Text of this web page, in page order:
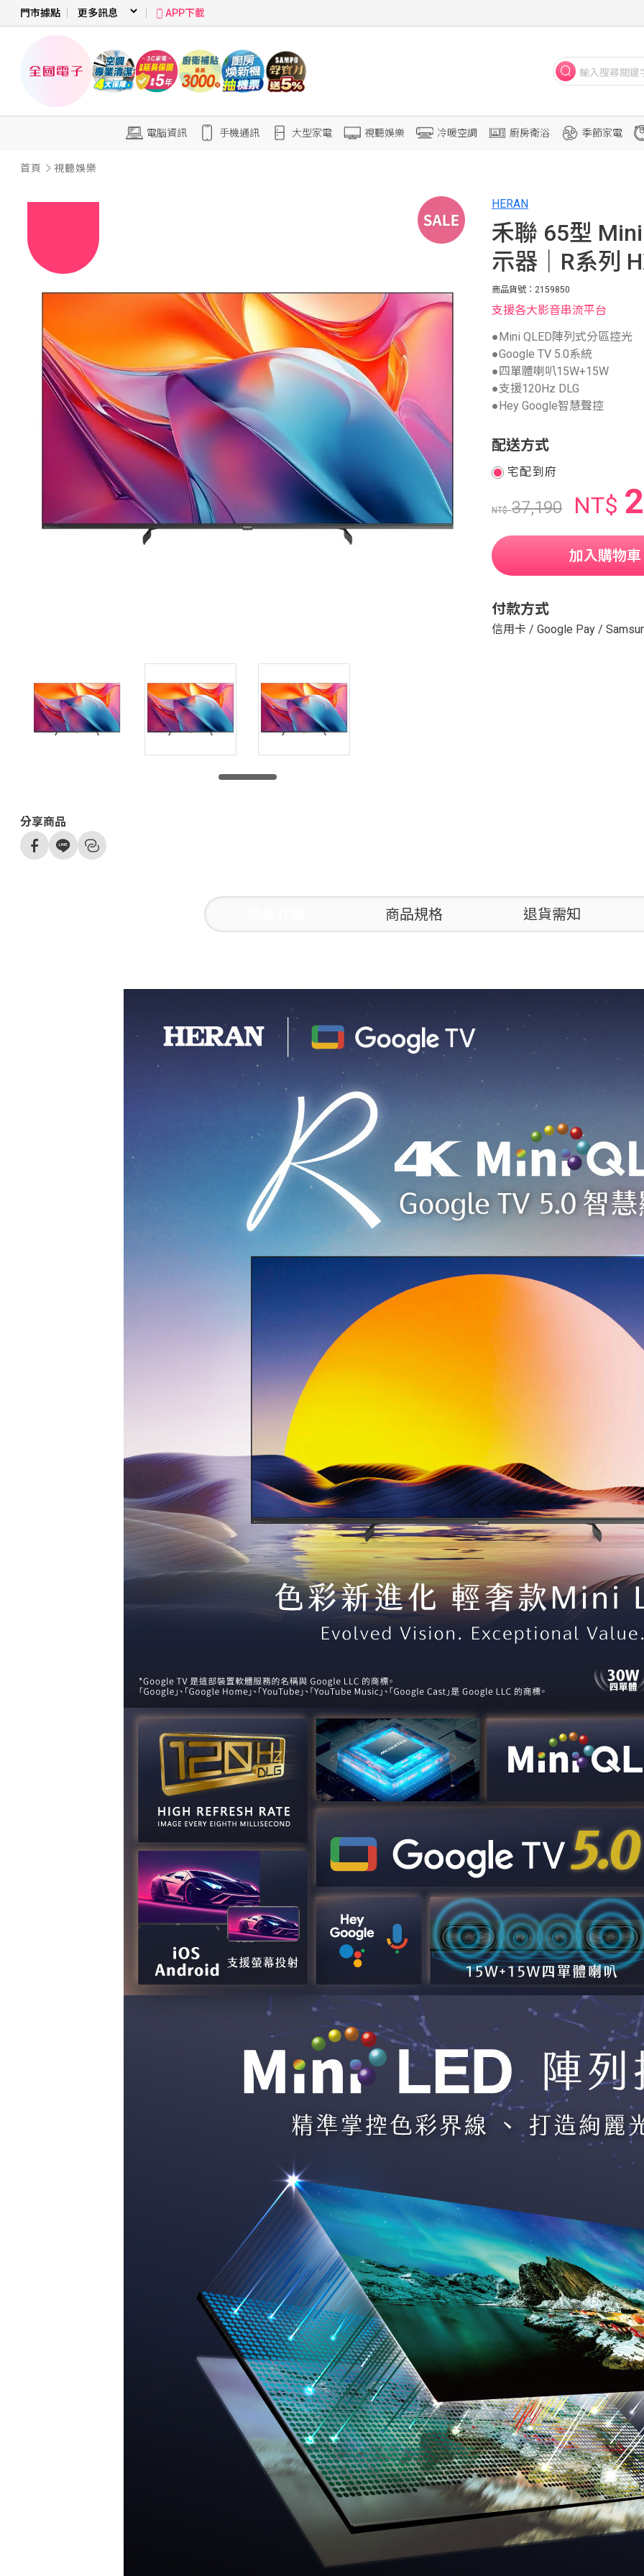
門市據點 APP下載
電腦資訊 手機通訊 大型家電 視聽娛樂 冷暖空調 廚房衛浴 季節家電
首頁 視聽娛樂
分享商品
HERAN
禾聯 65型
示器｜R系列
商品貨號：2159850
支援各大影音串流平台
●Mini QLED陣列式分區控光
●Google TV 5.0系統
●四單體喇叭15W+15W
●支援120Hz DLG
●Hey Google智慧聲控
配送方式
宅配到府
NT$37,190 NT$
加入購物車
付款方式
信用卡 / Google Pay /
商品規格 退貨需知